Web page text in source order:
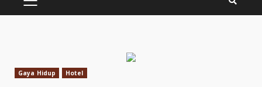
PRIMARY
Gaya Hidup Hotel